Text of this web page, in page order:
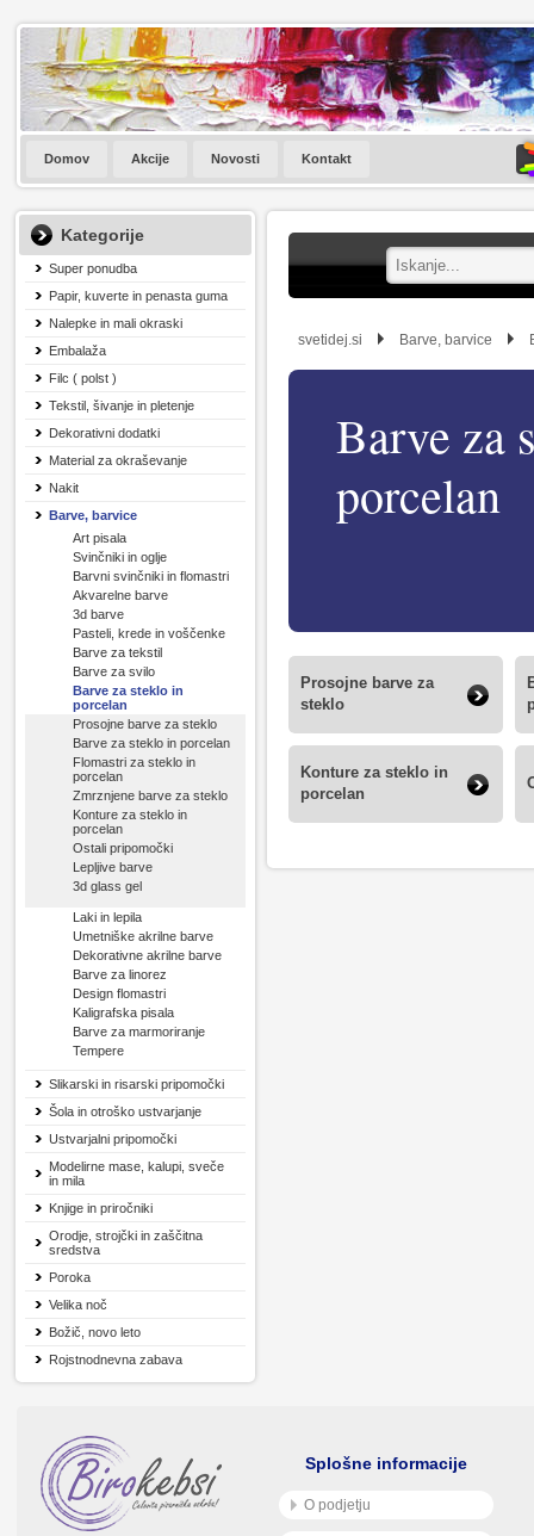
Domov Akcije Novosti Kontakt
Kategorije
Super ponudba
Papir, kuverte in penasta guma
Nalepke in mali okraski
Embalaža
Filc ( polst )
Tekstil, šivanje in pletenje
Dekorativni dodatki
Material za okraševanje
Nakit
Barve, barvice
Art pisala
Svinčniki in oglje
Barvni svinčniki in flomastri
Akvarelne barve
3d barve
Pasteli, krede in voščenke
Barve za tekstil
Barve za svilo
Barve za steklo in
porcelan
Prosojne barve za steklo
Barve za steklo in porcelan
Flomastri za steklo in
porcelan
Zmrznjene barve za steklo
Konture za steklo in
porcelan
Ostali pripomočki
Lepljive barve
3d glass gel
Laki in lepila
Umetniške akrilne barve
Dekorativne akrilne barve
Barve za linorez
Design flomastri
Kaligrafska pisala
Barve za marmoriranje
Tempere
Slikarski in risarski pripomočki
Šola in otroško ustvarjanje
Ustvarjalni pripomočki
Modelirne mase, kalupi, sveče
in mila
Knjige in priročniki
Orodje, strojčki in zaščitna
sredstva
Poroka
Velika noč
Božič, novo leto
Rojstnodnevna zabava
svetidej.si Barve, barvice
Barve za
porcelan
Prosojne barve za
steklo
Konture za steklo in
porcelan
Splošne informacije
O podjetju